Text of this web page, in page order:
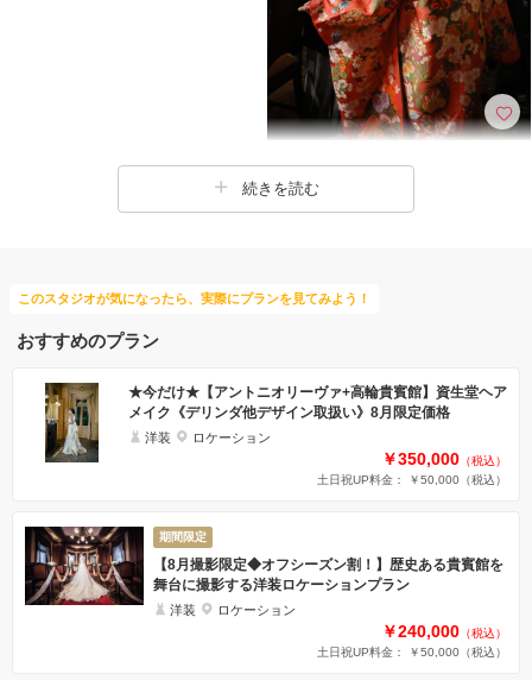
続きを読む
このスタジオが気になったら、実際にプランを見てみよう！
おすすめのプラン
★今だけ★【アントニオリーヴァ+高輪貴賓館】資生堂ヘア
メイク《デリンダ他デザイン取扱い》8月限定価格
洋装 ロケーション
￥350,000 （税込）
土日祝UP料金： ￥50,000 （税込）
期間限定
【8月撮影限定◆オフシーズン割！】歴史ある貴賓館を
舞台に撮影する洋装ロケーションプラン
洋装 ロケーション
￥240,000 （税込）
土日祝UP料金： ￥50,000 （税込）